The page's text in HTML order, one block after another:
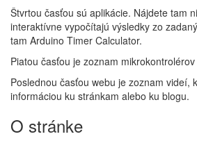
Štvrtou časťou sú aplikácie. Nájdete tam
interaktívne vypočítajú výsledky zo
tam Arduino Timer Calculator.
Piatou časťou je zoznam
Poslednou časťou webu je zoznam videí,
informáciou ku stránkam alebo ku blogu.
O stránke